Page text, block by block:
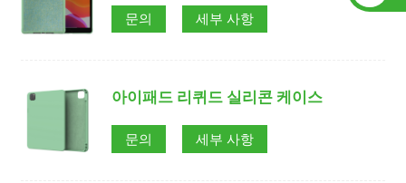
문의 세부 사항
아이패드 리퀴드 실리콘 케이스
문의 세부 사항